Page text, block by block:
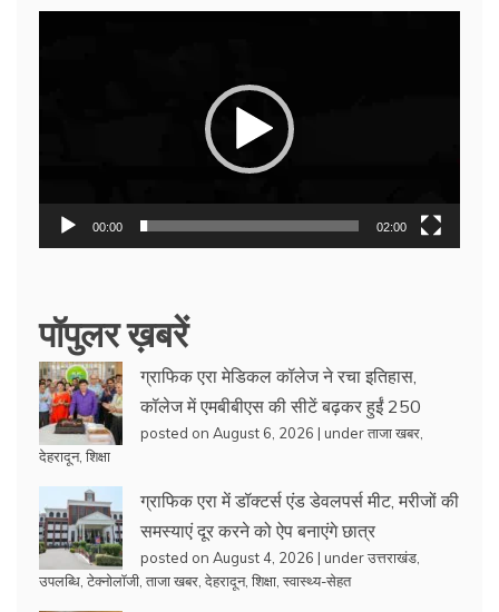
00:00 02:00
पॉपुलर ख़बरें
ग्राफिक एरा मेडिकल कॉलेज ने रचा इतिहास,
कॉलेज में एमबीबीएस की सीटें बढ़कर हुईं 250
posted on August 6, 2026 | underताजा खबर
देहरादून, शिक्षा
ग्राफिक एरा में डॉक्टर्स एंड डेवलपर्स मीट, मरीजों की
समस्याएं दूर करने को ऐप बनाएंगे छात्र
posted on August 4, 2026 | underउत्तराखंड
उपलब्धि टेक्नोलॉजी ताजा खबर देहरादून, शिक्षा स्वास्थ्य-सेहत